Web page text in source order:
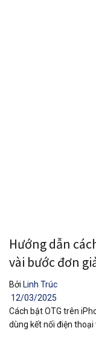
Hướng dẫn
vài bước đơn
Bởi Linh Trúc
12/03/2025
Cách bật OTG trên
dùng kết nối điện thoại